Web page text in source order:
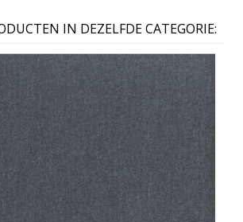
IN DEZELFDE CATEGORIE: